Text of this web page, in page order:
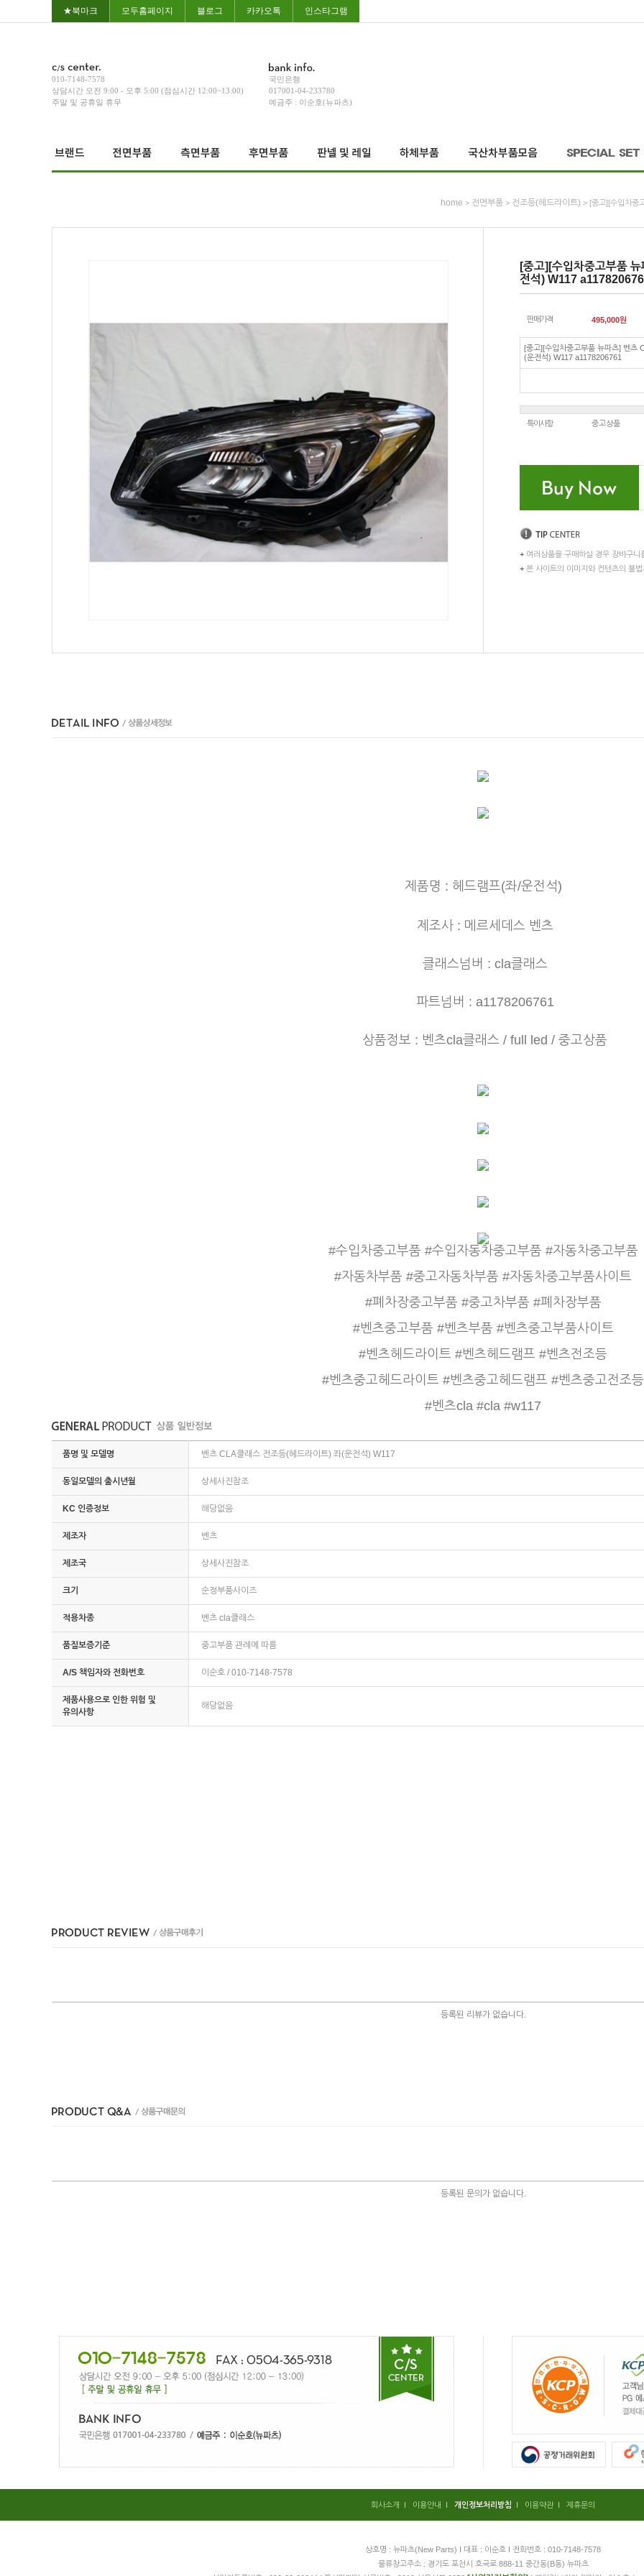
★북마크 모두홈페이지 블로그 카카오톡 인스타그램
010-7148-7578
상담시간 오전 9:00 - 오후 5:00 (점심시간 12:00~13:00)
주말 및 공휴일 휴무
국민은행
017001-04-233780
예금주 : 이순호(뉴파츠)
home > 전면부품 > 전조등(헤드라이트) > [중고][수입차중
[중고][수입차중고부품
전석) W117
판매가격 495,000원
[중고][수입차중고부품 뉴파츠] 벤츠
(운전석) W117 a1178206761
특이사항 중고상품
+ 여러상품을 구매하실 경우 장바구니
+ 본 사이트의 이미지와 컨텐츠의 불법
제품명 : 헤드램프(좌/운전석)
제조사 : 메르세데스 벤츠
클래스넘버 : cla클래스
파트넘버 : a1178206761
상품정보 : 벤츠cla클래스 / full led / 중고상품
#수입차중고부품 #수입자동차중고부품 #자동차중고부품
#자동차부품 #중고자동차부품 #자동차중고부품사이트
#폐차장중고부품 #중고차부품 #폐차장부품
#벤츠중고부품 #벤츠부품 #벤츠중고부품사이트
#벤츠헤드라이트 #벤츠헤드램프 #벤츠전조등
#벤츠중고헤드라이트 #벤츠중고헤드램프 #벤츠중고전조등
#벤츠cla #cla #w117
품명 및 모델명 벤츠 CLA클래스 전조등(헤드라이트) 좌(운전석) W117
동일모델의 출시년월 상세사진참조
KC 인증정보 해당없음
제조자 벤츠
제조국 상세사진참조
크기 순정부품사이즈
적용차종 벤츠 cla클래스
품질보증기준 중고부품 관례에 따름
A/S 책임자와 전화번호 이순호 / 010-7148-7578
제품사용으로 인한 위험 및
유의사항
해당없음
등록된 리뷰가 없습니다.
등록된 문의가 없습니다.
회사소개 I 이용안내 I 개인정보처리방침 I 이용약관I 제휴문의
상호명 : 뉴파츠(New Parts) I 대표 : 이순호 I 전화번호 : 010-7148-7578
물류창고주소 : 경기도 포천시 호국로 888-11 중간동(B동) 뉴파츠